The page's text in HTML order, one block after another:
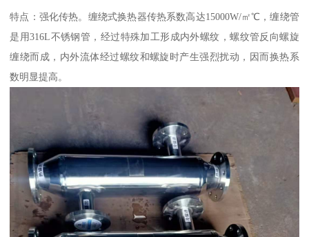
特点：强化传热。缠绕式换热器传热系数高达15000W/㎡℃，缠绕管
是用316L不锈钢管，经过特殊加工形成内外螺纹，螺纹管反向螺旋
缠绕而成，内外流体经过螺纹和螺旋时产生强烈扰动，因而换热系
数明显提高。